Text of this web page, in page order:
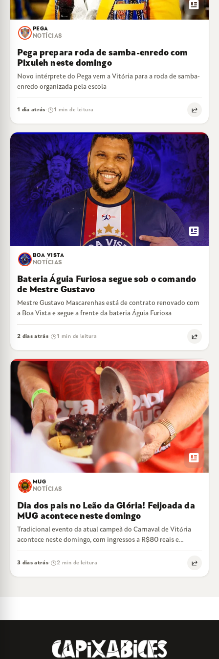
newsmode
PEGA
NOTÍCIAS
Pega prepara roda de samba-enredo com
Pixuleh neste domingo
Novo intérprete do Pega vem a Vitória para a roda de samba-
enredo organizada pela escola
1 dia atrás 1 min de leitura
newsmode
BOA VISTA
NOTÍCIAS
Bateria Águia Furiosa segue sob o comando
de Mestre Gustavo
Mestre Gustavo Mascarenhas está de contrato renovado com
a Boa Vista e segue a frente da bateria Águia Furiosa
2 dias atrás· 1 min de leitura
newsmode
MUG
NOTÍCIAS
Dia dos pais no Leão da Glória! Feijoada da
MUG acontece neste domingo
Tradicional evento da atual campeã do Carnaval de Vitória
acontece neste domingo, com ingressos a R$80 reais e
feijoada liberada
3 dias atrás· 2 min de leitura